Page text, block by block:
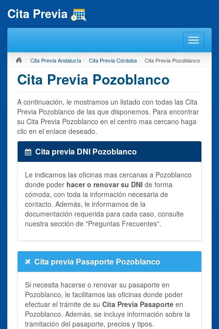
Cita Previa
Cita Previa Andalucía Cita Previa Córdoba Cita Previa Pozoblanco
Cita Previa Pozoblanco
A continuación, le mostramos un listado con todas las Cita
Previa Pozoblanco de las que disponemos. Para encontrar
su Cita Previa Pozoblanco en el centro mas cercano haga
clic en el enlace deseado.
Cita previa DNI Pozoblanco
Le indicamos las oficinas mas cercanas a Pozoblanco
donde poder hacer o renovar su DNI de forma
cómoda, con toda la información necesaria de
contacto. Además, le informamos de la
documentación requerida para cada caso, consulte
nuestra sección de "Preguntas Frecuentes".
Cita previa Pasaporte Pozoblanco
Si necesita hacerse o renovar su pasaporte en
Pozoblanco, le facilitamos las oficinas donde poder
efectuar el trámite de su Cita Previa Pasaporte en
Pozoblanco. Además, se incluye información sobre la
tramitación del pasaporte, precios y tipos.